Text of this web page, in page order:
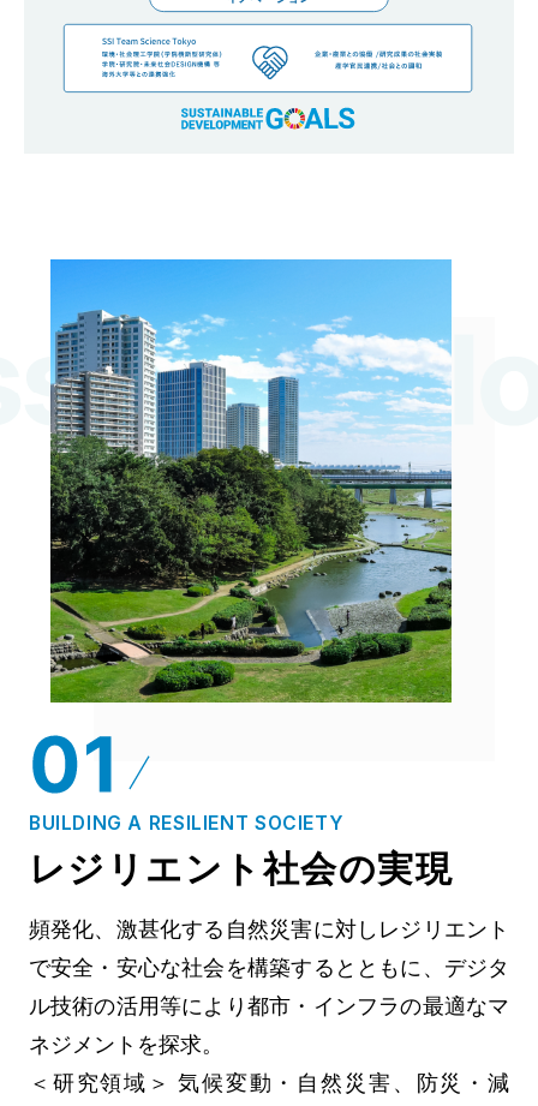
BUILDING A RESILIENT SOCIETY
レジリエント社会の実現
頻発化、激甚化する自然災害に対しレジリエント
で安全・安心な社会を構築するとともに、デジタ
ル技術の活用等により都市・インフラの最適なマ
ネジメントを探求。
＜研究領域＞ 気候変動・自然災害、防災・減